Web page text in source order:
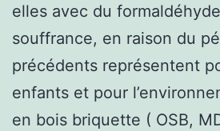
elles avec du
souffrance, en raison du
précédents représentent
enfants et pour
en bois briquette ( OSB,